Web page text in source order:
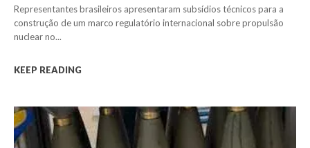
Representantes brasileiros apresentaram subsídios técnicos para a
construção de um marco regulatório internacional sobre propulsão
nuclear no...
KEEP READING